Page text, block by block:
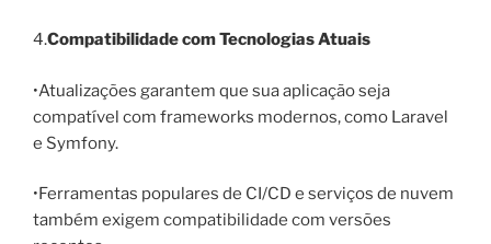
4.Compatibilidade com Tecnologias Atuais
•Atualizações garantem que sua aplicação seja
compatível com frameworks modernos, como Laravel
e Symfony.
•Ferramentas populares de CI/CD e serviços de nuvem
também exigem compatibilidade com versões